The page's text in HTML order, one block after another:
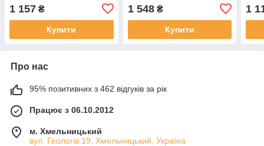
1 157 ₴
Купити
1 548₴
Купити
1
Про нас
95% позитивних з 462 відгуків за рік
Працює з 06.10.2012
м. Хмельницький
вул. Геологів 19, Хмельницький, Україна